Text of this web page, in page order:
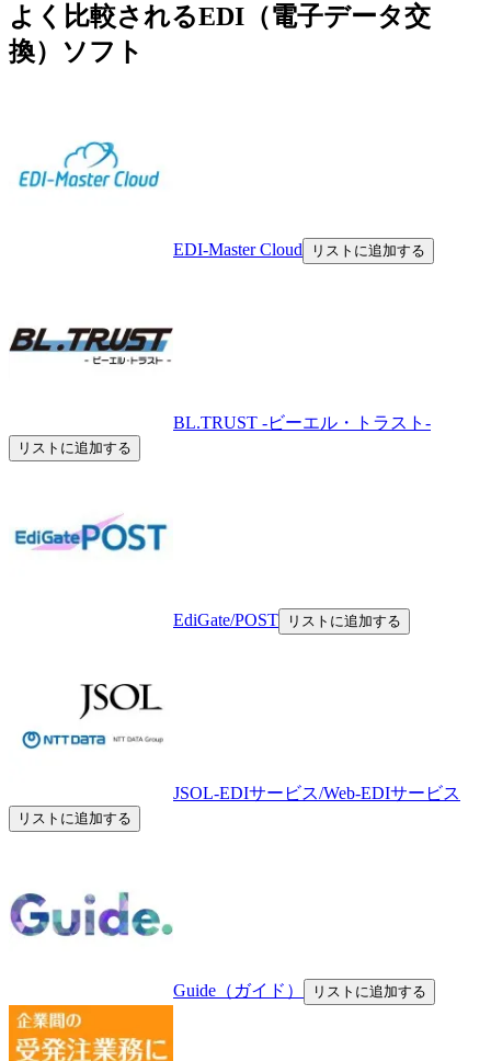
よく比較されるEDI（電子データ交
換）ソフト
EDI-Master Cloud リストに追加する
BL.TRUST -ビーエル・トラスト-
リストに追加する
EdiGate/POST リストに追加する
JSOL-EDIサービス/Web-EDIサービス
リストに追加する
Guide（ガイド） リストに追加する